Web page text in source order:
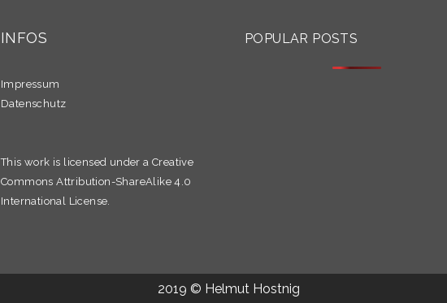
INFOS
Impressum
Datenschutz
This work is licensed under a Creative
Commons Attribution-ShareAlike 4.0
International License.
POPULAR POSTS
2019 © Helmut Hostnig